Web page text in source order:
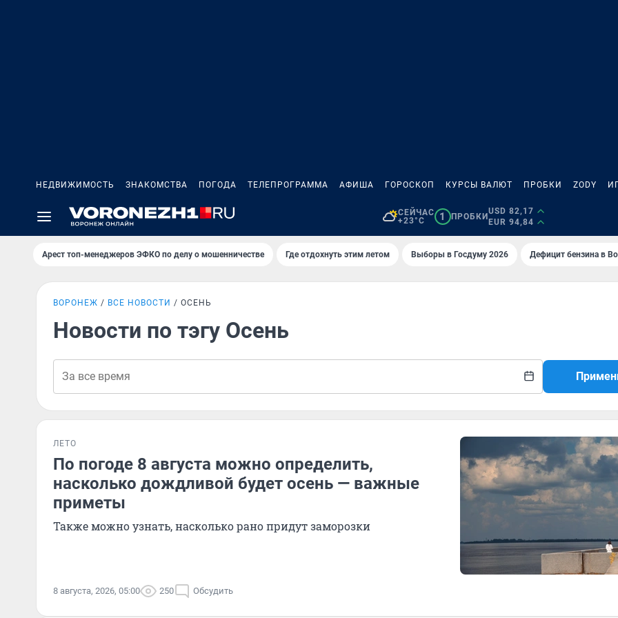
НЕДВИЖИМОСТЬ ЗНАКОМСТВА ПОГОДА ТЕЛЕПРОГРАММА АФИША ГОРОСКОП КУРСЫ ВАЛЮТ ПРОБКИ ZODY
СЕЙЧАС
+23°C
1 ПРОБКИ
USD 82,17
EUR 94,84
Арест топ-менеджеров ЭФКО по делу о мошенничестве Где отдохнуть этим летом Выборы в Госдуму 2026 Дефицит бензина в
ВОРОНЕЖ ВСЕ НОВОСТИ ОСЕНЬ
Новости по тэгу Осень
ЛЕТО
По погоде 8 августа можно определить,
насколько дождливой будет осень — важные
приметы
Также можно узнать, насколько рано придут заморозки
8 августа, 2026, 05:00 250 Обсудить